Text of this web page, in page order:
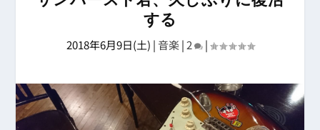
する
2018年6月9日(土) | 音楽|2 |